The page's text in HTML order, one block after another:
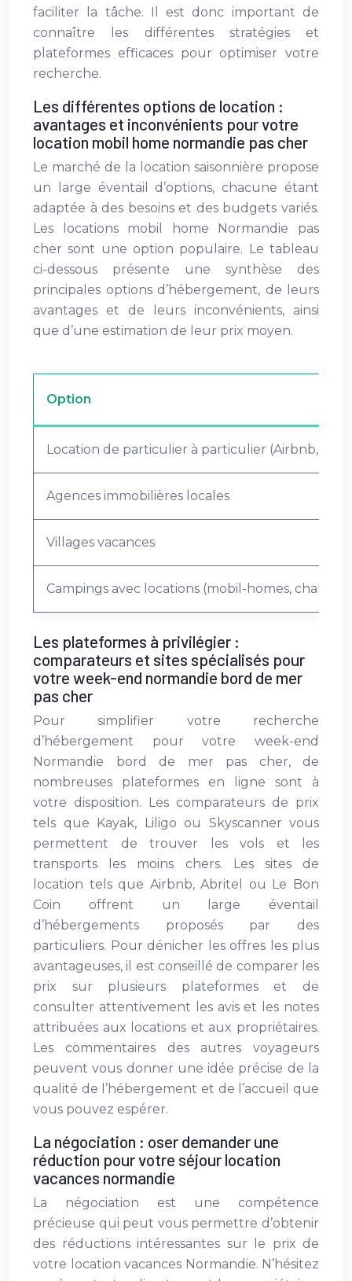
faciliter la tâche. Il est donc important de
connaître les différentes stratégies et
plateformes efficaces pour optimiser votre
recherche.
Les différentes options de location :
avantages et inconvénients pour votre
location mobil home normandie pas cher
Le marché de la location saisonnière propose
un large éventail d’options, chacune étant
adaptée à des besoins et des budgets variés.
Les locations mobil home Normandie pas
cher sont une option populaire. Le tableau
ci-dessous présente une synthèse des
principales options d’hébergement, de leurs
avantages et de leurs inconvénients, ainsi
que d’une estimation de leur prix moyen.
Option
Location de particulier à particulier (Airbnb,
Agences immobilières locales
Villages vacances
Campings avec locations (mobil-homes, chalets)
Les plateformes à privilégier :
comparateurs et sites spécialisés pour
votre week-end normandie bord de mer
pas cher
Pour simplifier votre recherche
d’hébergement pour votre week-end
Normandie bord de mer pas cher, de
nombreuses plateformes en ligne sont à
votre disposition. Les comparateurs de prix
tels que Kayak, Liligo ou Skyscanner vous
permettent de trouver les vols et les
transports les moins chers. Les sites de
location tels que Airbnb, Abritel ou Le Bon
Coin offrent un large éventail
d’hébergements proposés par des
particuliers. Pour dénicher les offres les plus
avantageuses, il est conseillé de comparer les
prix sur plusieurs plateformes et de
consulter attentivement les avis et les notes
attribuées aux locations et aux propriétaires.
Les commentaires des autres voyageurs
peuvent vous donner une idée précise de la
qualité de l’hébergement et de l’accueil que
vous pouvez espérer.
La négociation : oser demander une
réduction pour votre séjour location
vacances normandie
La négociation est une compétence
précieuse qui peut vous permettre d’obtenir
des réductions intéressantes sur le prix de
votre location vacances Normandie. N’hésitez